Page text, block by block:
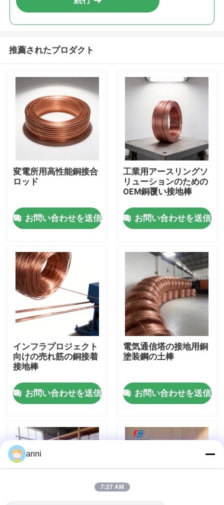
ホーム
ビデオ
企業情報
会社案内
品質管理
お問い合わせ
ニュース
すべての場合
推薦されたプロダクト
変電所用高性能銅接合
ロッド
お問い合わせを送信
工業用アースリングソ
リューションのための
OEM銅覆い接地棒
お問い合わせを送信
インフラプロジェクト
向けの売れ筋の銅接着
接地棒
お問い合わせを送信
電気通信塔の接地用銅
塗装鋼の土棒
お問い合わせを送信
anni
7:27 AM